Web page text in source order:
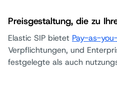
Preisgestaltung, die zu
Elastic SIP bietet Pay-as-
Verpflichtungen, und
festgelegte als auch